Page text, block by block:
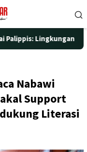
Lingkungan dan
Nabawi
Support
Literasi